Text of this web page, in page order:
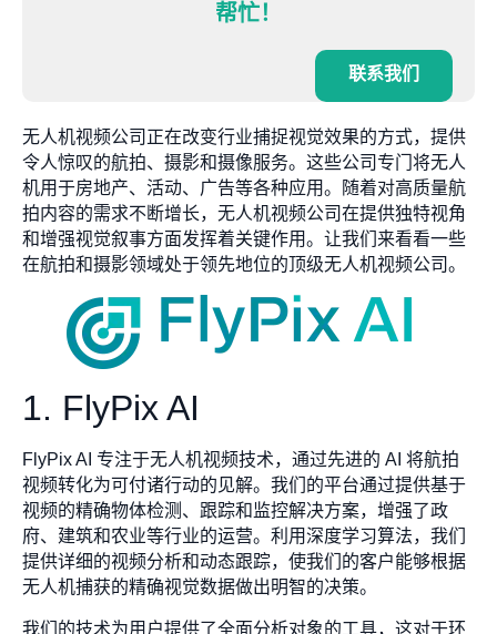
帮忙！
联系我们
无人机视频公司正在改变行业捕捉视觉效果的方式，提供
令人惊叹的航拍、摄影和摄像服务。这些公司专门将无人
机用于房地产、活动、广告等各种应用。随着对高质量航
拍内容的需求不断增长，无人机视频公司在提供独特视角
和增强视觉叙事方面发挥着关键作用。让我们来看看一些
在航拍和摄影领域处于领先地位的顶级无人机视频公司。
1. FlyPix AI
FlyPix AI 专注于无人机视频技术，通过先进的 AI 将航拍
视频转化为可付诸行动的见解。我们的平台通过提供基于
视频的精确物体检测、跟踪和监控解决方案，增强了政
府、建筑和农业等行业的运营。利用深度学习算法，我们
提供详细的视频分析和动态跟踪，使我们的客户能够根据
无人机捕获的精确视觉数据做出明智的决策。
我们的技术为用户提供了全面分析对象的工具，这对于环